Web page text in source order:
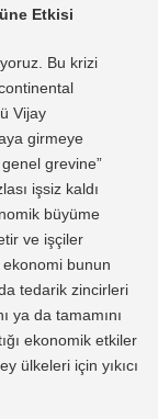
Etkisi
Bu krizi
Vijay
girmeye
grevine”
işsiz kaldı
büyüme
ve işçiler
bunun
tedarik zincirleri
ya da tamamını
ekonomik etkiler
ülkeleri için yıkıcı